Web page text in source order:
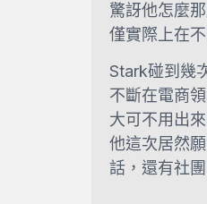
驚訝他怎麼
僅實際上在
Stark碰到幾
不斷在電商
大可不用出
他這次居然
話，還有社